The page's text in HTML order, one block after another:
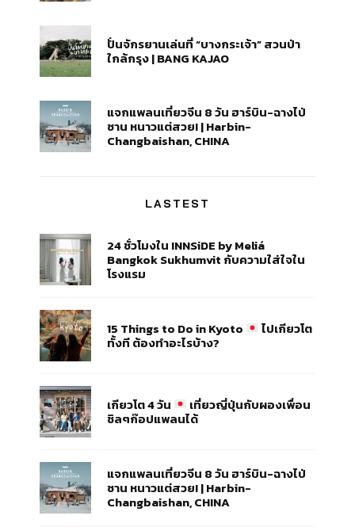
ปั่นจักรยานเล่นที่ “บางกระเจ้า” สวนป่า
ใกล้กรุง | BANG KAJAO
แจกแพลนเที่ยวจีน 8 วัน ฮาร์บิน-ฉางไป่
ซาน หนาวแต่สวย! | Harbin-
Changbaishan, CHINA
LASTEST
24 ชั่วโมงใน INNSiDE by Meliá
Bangkok Sukhumvit กับความใส่ใจใน
โรงแรม
15 Things to Do in Kyoto ไปเกียวโต
ทั้งที ต้องทำอะไรบ้าง?
เกียวโต 4 วัน เที่ยวญี่ปุ่นกับผองเพื่อน
ชิลๆก๊อปแพลนได้
แจกแพลนเที่ยวจีน 8 วัน ฮาร์บิน-ฉางไป่
ซาน หนาวแต่สวย! | Harbin-
Changbaishan, CHINA